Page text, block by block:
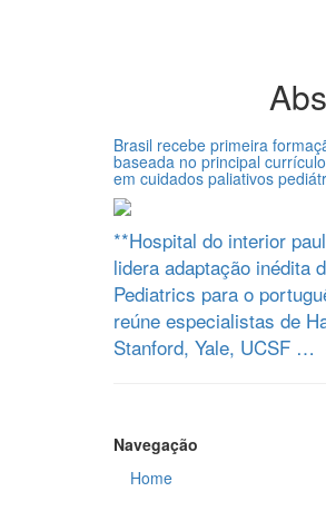
Brasil recebe primeira
baseada no principal
em cuidados paliativos
**Hospital do interior
lidera adaptação inédita
Pediatrics para o
reúne especialistas de
Stanford, Yale, UCSF …
Navegação
Home